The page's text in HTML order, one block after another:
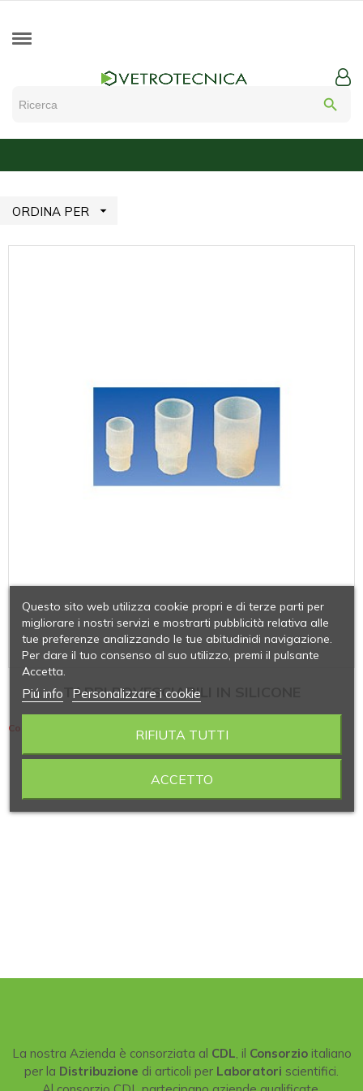
search
ORDINA PER 
TAPPI ROVESCIABILI IN SILICONE
Contiene 8 articoli
La nostra Azienda è consorziata al CDL , il Consorzioitaliano
per la Distribuzione di articoli per Laboratori scientifici.
Questo sito web utilizza cookie propri e di terze parti per
migliorare i nostri servizi e mostrarti pubblicità relativa alle
tue preferenze analizzando le tue abitudinidi navigazione.
Per dare il tuo consenso al suo utilizzo, premi il pulsante
Accetta.
Piú info Personalizzare i cookie
RIFIUTA TUTTI
ACCETTO